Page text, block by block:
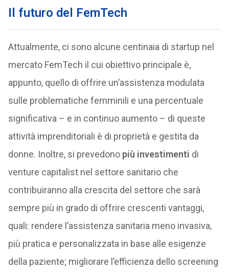
Il futuro del FemTech
Attualmente, ci sono alcune centinaia di startup nel
mercato FemTech il cui obiettivo principale è,
appunto, quello di offrire un’assistenza modulata
sulle problematiche femminili e una percentuale
significativa – e in continuo aumento – di queste
attività imprenditoriali è di proprietà e gestita da
donne. Inoltre, si prevedono più investimenti di
venture capitalist nel settore sanitario che
contribuiranno alla crescita del settore che sarà
sempre più in grado di offrire crescenti vantaggi,
quali: rendere l’assistenza sanitaria meno invasiva,
più pratica e personalizzata in base alle esigenze
della paziente; migliorare l’efficienza dello screening